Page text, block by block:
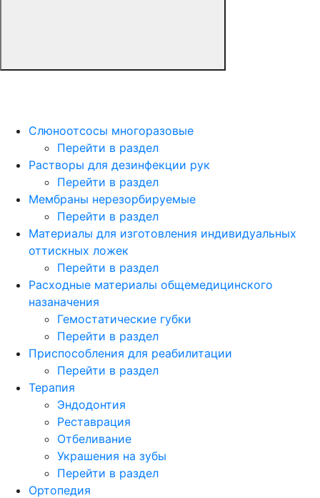
Слюноотсосы многоразовые
Перейти в раздел
Растворы для дезинфекции рук
Перейти в раздел
Мембраны нерезорбируемые
Перейти в раздел
Материалы для изготовления индивидуальных
оттискных ложек
Перейти в раздел
Расходные материалы общемедицинского
назаначения
Гемостатические губки
Перейти в раздел
Приспособления для реабилитации
Перейти в раздел
Терапия
Эндодонтия
Реставрация
Отбеливание
Украшения на зубы
Перейти в раздел
Ортопедия